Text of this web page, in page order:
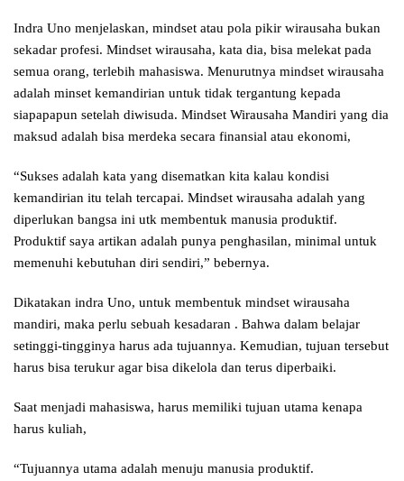
Indra Uno menjelaskan, mindset atau pola pikir wirausaha bukan
sekadar profesi. Mindset wirausaha, kata dia, bisa melekat pada
semua orang, terlebih mahasiswa. Menurutnya mindset wirausaha
adalah minset kemandirian untuk tidak tergantung kepada
siapapapun setelah diwisuda. Mindset Wirausaha Mandiri yang dia
maksud adalah bisa merdeka secara finansial atau ekonomi,
“Sukses adalah kata yang disematkan kita kalau kondisi
kemandirian itu telah tercapai. Mindset wirausaha adalah yang
diperlukan bangsa ini utk membentuk manusia produktif.
Produktif saya artikan adalah punya penghasilan, minimal untuk
memenuhi kebutuhan diri sendiri,” bebernya.
Dikatakan indra Uno, untuk membentuk mindset wirausaha
mandiri, maka perlu sebuah kesadaran . Bahwa dalam belajar
setinggi-tingginya harus ada tujuannya. Kemudian, tujuan tersebut
harus bisa terukur agar bisa dikelola dan terus diperbaiki.
Saat menjadi mahasiswa, harus memiliki tujuan utama kenapa
harus kuliah,
“Tujuannya utama adalah menuju manusia produktif.